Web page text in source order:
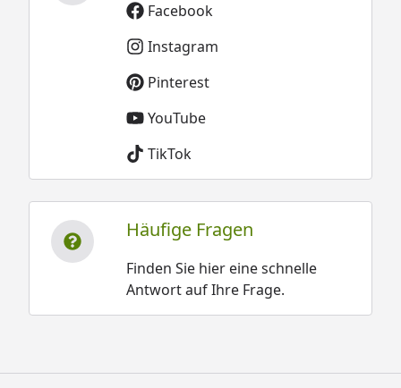
Facebook
Instagram
Pinterest
YouTube
TikTok
Häufige Fragen
Finden Sie hier eine schnelle
Antwort auf Ihre Frage.